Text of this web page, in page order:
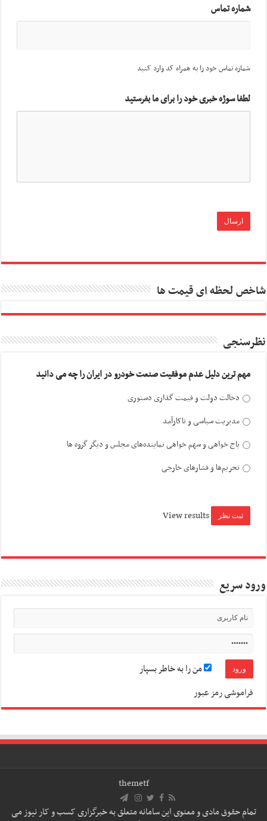
شماره تماس
شماره تماس خود را به همراه کد وارد کنید
لطفا سوژه خبری خود را برای ما بفرستید
شاخص لحظه ای قیمت ها
نظرسنجی
مهم ترین دلیل عدم موفقیت صنعت خودرو در ایران را چه می دانید
دخالت دولت و قیمت گذاری دستوری
مدیریت سیاسی و ناکارآمد
باج خواهی و سهم خواهی نماینده‌های مجلس و دیگر گروه ها
تحریم‌ها و فشارهای خارجی
View results
ورود سریع
من را به خاطر بسپار
فراموشی رمز عبور
themetf
تمام حقوق مادی و معنوی این سامانه متعلق به خبرگزاری کسب و کار نیوز می